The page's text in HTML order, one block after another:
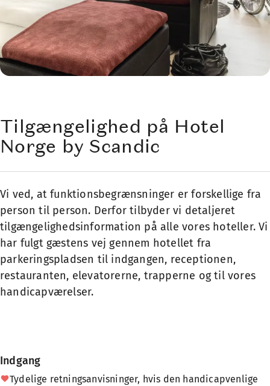
Tilgængelighed på Hotel
Norge by Scandic
Vi ved, at funktionsbegrænsninger er forskellige fra
person til person. Derfor tilbyder vi detaljeret
tilgængelighedsinformation på alle vores hoteller. Vi
har fulgt gæstens vej gennem hotellet fra
parkeringspladsen til indgangen, receptionen,
restauranten, elevatorerne, trapperne og til vores
handicapværelser.
Indgang
Tydelige retningsanvisninger, hvis den handicapvenlige